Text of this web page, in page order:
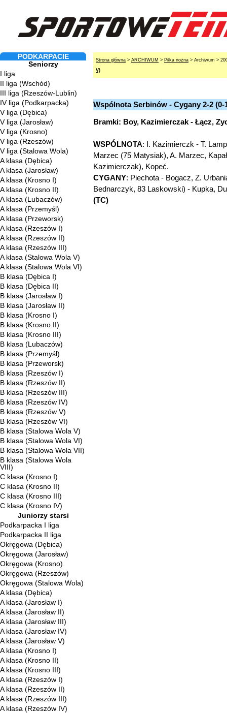
PODKARPACIE
Seniorzy
I liga
II liga (Wschód)
III liga (Rzeszów-Lublin)
IV liga (Podkarpacka)
V liga (Dębica)
V liga (Jarosław)
V liga (Krosno)
V liga (Rzeszów)
V liga (Stalowa Wola)
A klasa (Dębica)
A klasa (Jarosław)
A klasa (Krosno I)
A klasa (Krosno II)
A klasa (Lubaczów)
A klasa (Przemyśl)
A klasa (Przeworsk)
A klasa (Rzeszów I)
A klasa (Rzeszów II)
A klasa (Rzeszów III)
A klasa (Stalowa Wola V)
A klasa (Stalowa Wola VI)
B klasa (Dębica I)
B klasa (Dębica II)
B klasa (Jarosław I)
B klasa (Jarosław II)
B klasa (Krosno I)
B klasa (Krosno II)
B klasa (Krosno III)
B klasa (Lubaczów)
B klasa (Przemyśl)
B klasa (Przeworsk)
B klasa (Rzeszów I)
B klasa (Rzeszów II)
B klasa (Rzeszów III)
B klasa (Rzeszów IV)
B klasa (Rzeszów V)
B klasa (Rzeszów VI)
B klasa (Stalowa Wola V)
B klasa (Stalowa Wola VI)
B klasa (Stalowa Wola VII)
B klasa (Stalowa Wola
VIII)
C klasa (Krosno I)
C klasa (Krosno II)
C klasa (Krosno III)
C klasa (Krosno IV)
Juniorzy starsi
Podkarpacka I liga
Podkarpacka II liga
Okręgowa (Dębica)
Okręgowa (Jarosław)
Okręgowa (Krosno)
Okręgowa (Rzeszów)
Okręgowa (Stalowa Wola)
A klasa (Dębica)
A klasa (Jarosław I)
A klasa (Jarosław II)
A klasa (Jarosław III)
A klasa (Jarosław IV)
A klasa (Jarosław V)
A klasa (Krosno I)
A klasa (Krosno II)
A klasa (Krosno III)
A klasa (Rzeszów I)
A klasa (Rzeszów II)
A klasa (Rzeszów III)
A klasa (Rzeszów IV)
Strona główna > ARCHIWUM > Piłka nożna > Archiwum >
V)
Wspólnota Serbinów - Cygany 2-2 (0-
Bramki: Boy, Kazimierczak - Łącz,
WSPÓLNOTA: I. Kazimierczk - T.
Marzec (75 Matysiak), A. Marzec,
Kazimierczak), Kopeć.
CYGANY: Piechota - Bogacz, Z.
Bednarczyk, 83 Laskowski) - Kupka,
(TC)